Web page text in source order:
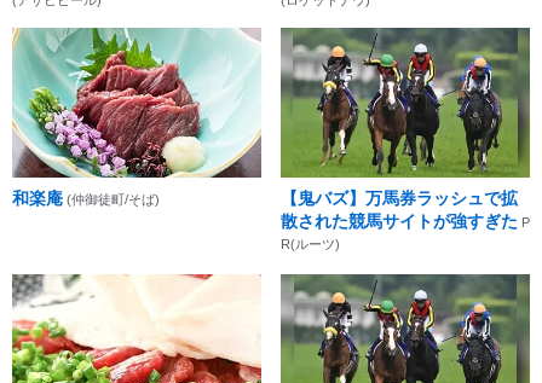
和楽庵 (仲御徒町/そば)
【鬼バズ】万馬券ラッシュで拡
散された競馬サイトが強すぎた P
R(ルーツ)